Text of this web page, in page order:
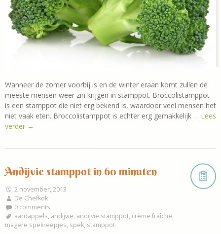
Wanneer de zomer voorbij is en de winter eraan komt zullen de
meeste mensen weer zin krijgen in stamppot. Broccolistamppot
is een stamppot die niet erg bekend is, waardoor veel mensen het
niet vaak eten. Broccolistamppot is echter erg gemakkelijk … Lees
verder →
Andijvie stamppot in 60 minuten
2 november, 2013
De Chefkok
0 comments
aardappels, andijvie, andijvie stamppot, crème fraîche,
magere spekreepjes, spek, stamppot